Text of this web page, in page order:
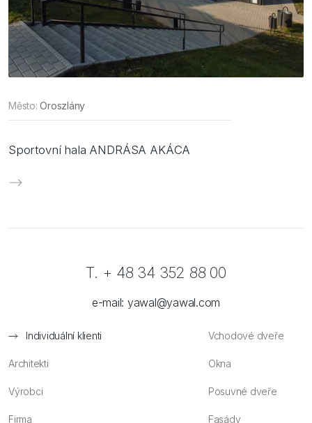
Město:Oroszlány
Sportovní hala ANDRÁSA AKÁCA
Individuální klienti
Architekti
Výrobci
Firma
Vchodové dveře
Okna
Posuvné dveře
Fasády
T. + 48 34 352 88 00
e-mail: yawal@yawal.com